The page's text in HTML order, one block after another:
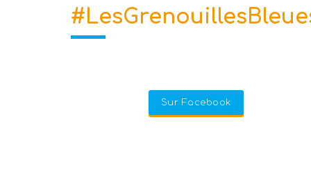
Sur Facebook